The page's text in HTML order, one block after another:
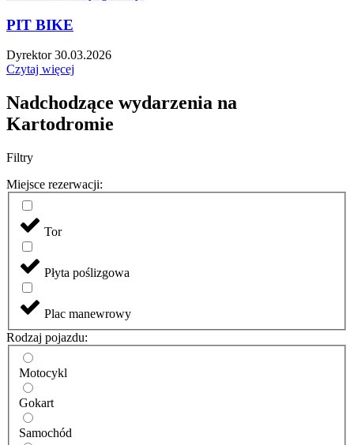
PIT BIKE
Dyrektor30.03.2026
Czytaj więcej
Nadchodzące wydarzenia na
Kartodromie
Filtry
Miejsce rezerwacji:
Tor
Płyta poślizgowa
Plac manewrowy
Rodzaj pojazdu:
Motocykl
Gokart
Samochód